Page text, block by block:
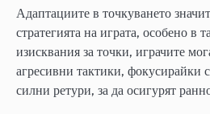
Адаптациите в точкуването
стратегията на играта, особено в
изисквания за точки, играчите
агресивни тактики, фокусирайки
силни ретури, за да осигурят